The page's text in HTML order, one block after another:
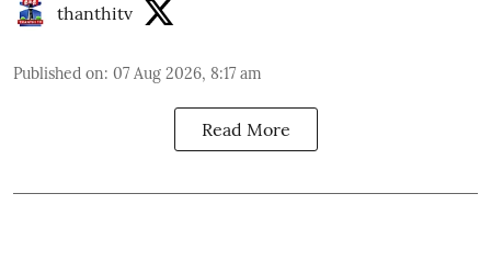
thanthitv
Published on: 07 Aug 2026, 8:17 am
Read More